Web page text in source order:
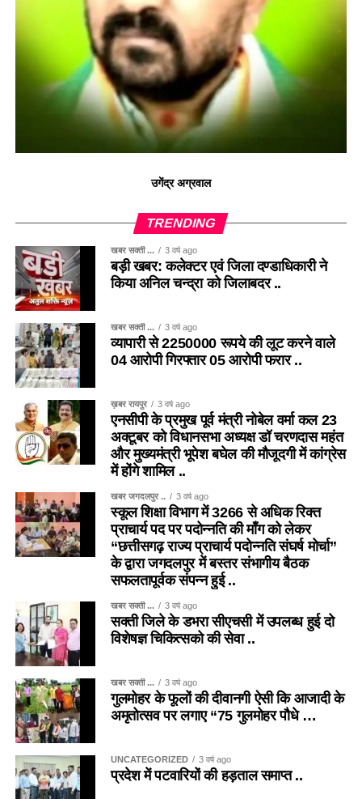
उगेंद्र अग्रवाल
TRENDING
खबर सक्ती ... 3 वर्ष ago
बड़ी खबर: कलेक्टर एवं जिला दण्डाधिकारी ने
किया अनिल चन्द्रा को जिलाबदर ..
खबर सक्ती ... 3 वर्ष ago
व्यापारी से 2250000 रूपये की लूट करने वाले
04 आरोपी गिरफ्तार 05 आरोपी फरार ..
ख़बर रायपुर 3 वर्ष ago
एनसीपी के प्रमुख पूर्व मंत्री नोबेल वर्मा कल 23
अक्टूबर को विधानसभा अध्यक्ष डॉ चरणदास महंत
और मुख्यमंत्री भूपेश बघेल की मौजूदगी में कांग्रेस
में होंगे शामिल ..
खबर जगदलपुर .. 3 वर्ष ago
स्कूल शिक्षा विभाग में 3266 से अधिक रिक्त
प्राचार्य पद पर पदोन्नति की माँग को लेकर
“छत्तीसगढ़ राज्य प्राचार्य पदोन्नति संघर्ष मोर्चा”
के द्वारा जगदलपुर में बस्तर संभागीय बैठक
सफलतापूर्वक संपन्न हुई ..
खबर सक्ती ... 3 वर्ष ago
सक्ती जिले के डभरा सीएचसी में उपलब्ध हुई दो
विशेषज्ञ चिकित्सको की सेवा ..
खबर सक्ती ... 3 वर्ष ago
गुलमोहर के फूलों की दीवानगी ऐसी कि आजादी के
अमृतोत्सव पर लगाए “75 गुलमोहर पौधे …
UNCATEGORIZED 3 वर्ष ago
प्रदेश में पटवारियों की हड़ताल समाप्त ..